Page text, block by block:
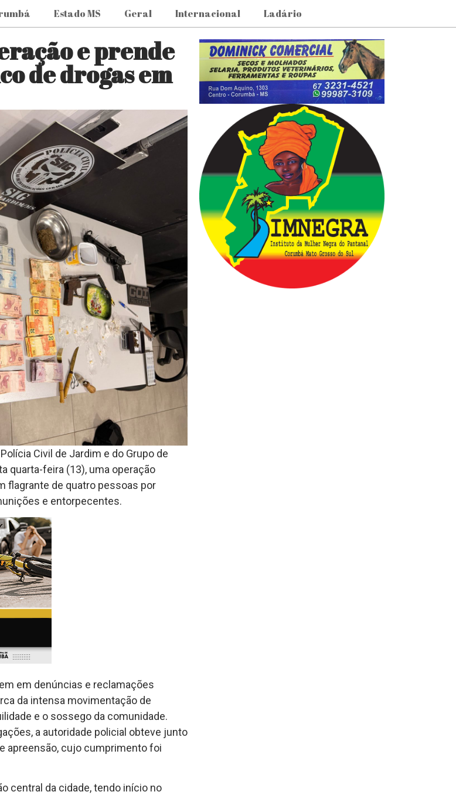
Estado MS Geral Internacional Ladário
e prende
de drogas em
Civil de Jardim e do Grupo de
quarta-feira (13), uma operação
flagrante de quatro pessoas por
e entorpecentes.
em denúncias e reclamações
da intensa movimentação de
e o sossego da comunidade.
a autoridade policial obteve junto
apreensão, cujo cumprimento foi
central da cidade, tendo início no